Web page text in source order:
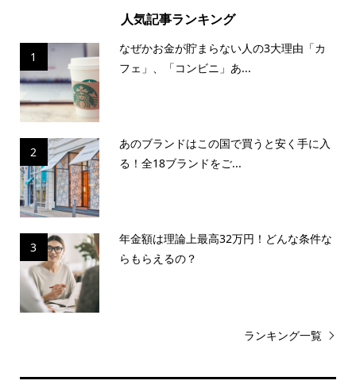
人気記事ランキング
1
なぜかお金が貯まらない人の3大理由「カ
フェ」、「コンビニ」あ...
2
あのブランドはこの国で買うと安く手に入
る！全18ブランドをご...
3
年金額は理論上最高32万円！どんな条件な
らもらえるの？
ランキング一覧